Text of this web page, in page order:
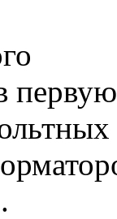
первую